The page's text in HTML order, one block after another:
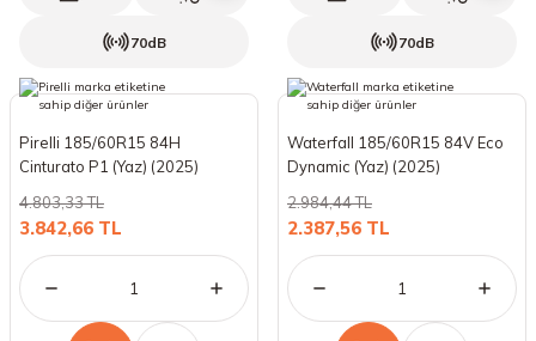
70dB
Pirelli 185/60R15 84H
Cinturato P1 (Yaz) (2025)
3.842,66 TL
4.803,33 TL
70dB
Waterfall 185/60R15 84V Eco
Dynamic (Yaz) (2025)
2.387,56 TL
2.984,44 TL